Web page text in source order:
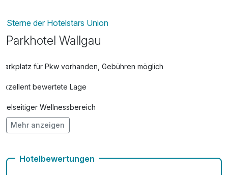
pro Person (55 Minuten)
pro Person (55 Minuten)
Leihbademantel
Lomi-Massage
Sterne der Hotelstars Union
Parkhotel Wallgau
Parkplatz für Pkw vorhanden, Gebühren möglich
Exzellent bewertete Lage
Vielseitiger Wellnessbereich
Hunde im Hotel erlaubt für 15,00 € pro Stück / Tag
Mehr anzeigen
Hotelbewertungen